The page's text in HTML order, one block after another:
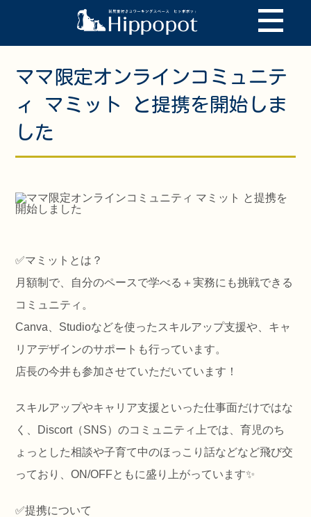
ママ限定オンラインコミュニテ
ィ マミット と提携を開始しま
した
✅️マミットとは？
月額制で、自分のペースで学べる＋実務にも挑戦できる
コミュニティ。
Canva、Studioなどを使ったスキルアップ支援や、キャ
リアデザインのサポートも行っています。
店長の今井も参加させていただいています！
スキルアップやキャリア支援といった仕事面だけではな
く、Discort（SNS）のコミュニティ上では、育児のち
ょっとした相談や子育て中のほっこり話などなど飛び交
っており、ON/OFFともに盛り上がっています✨️
✅️提携について